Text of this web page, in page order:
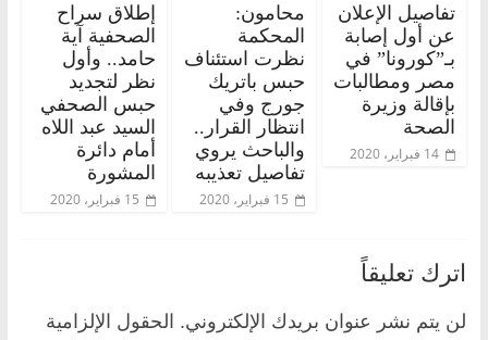
تفاصيل الإعلان
عن أول إصابة
بـ”كورونا” في
مصر ومطالبات
بإقالة وزيرة
الصحة
14 فبراير، 2020
محامون:
المحكمة
نظرت استئناف
حبس باتريك
جورج وفي
انتظار القرار..
والباحث يروي
تفاصيل تعذيبه
15 فبراير، 2020
إطلاق سراح
الصحفية آية
حامد.. وأول
نظر لتجديد
حبس الصحفي
السيد عبد اللاه
أمام دائرة
المشورة
15 فبراير، 2020
اترك تعليقاً
لن يتم نشر عنوان بريدك الإلكتروني. الحقول الإلزامية